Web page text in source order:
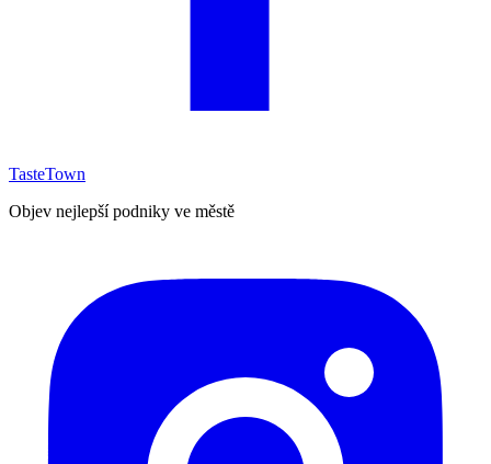
TasteTown
Objev nejlepší podniky ve městě